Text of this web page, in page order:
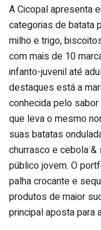
A Cicopal apresenta
categorias de batata
milho e trigo,
com mais de 10
infanto-juvenil até
destaques está a
conhecida pelo
que leva o mesmo
suas batatas
churrasco e cebola
público jovem. O
palha crocante e
produtos de maior
principal aposta para